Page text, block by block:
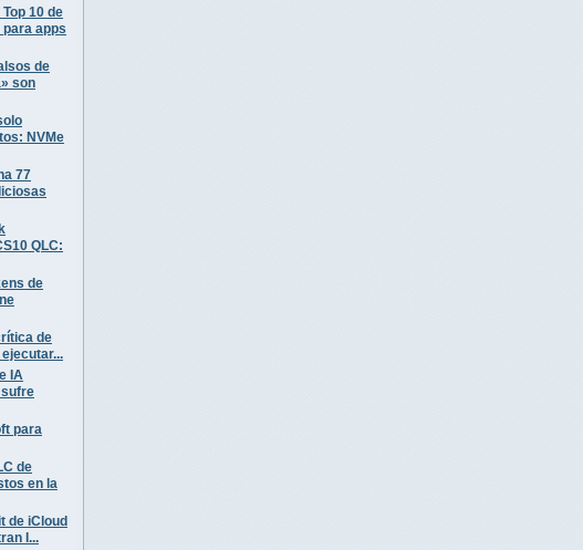
10 de
para apps
de
son
NVMe
77
QLC:
de
de
IA
sufre
para
de
en la
de iCloud
I...